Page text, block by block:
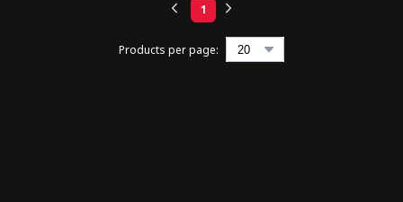
Products per page:
1